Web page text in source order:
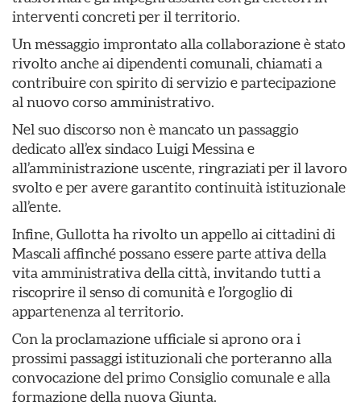
interventi concreti per il territorio.
Un messaggio improntato alla collaborazione è stato
rivolto anche ai dipendenti comunali, chiamati a
contribuire con spirito di servizio e partecipazione
al nuovo corso amministrativo.
Nel suo discorso non è mancato un passaggio
dedicato all’ex sindaco Luigi Messina e
all’amministrazione uscente, ringraziati per il lavoro
svolto e per avere garantito continuità istituzionale
all’ente.
Infine, Gullotta ha rivolto un appello ai cittadini di
Mascali affinché possano essere parte attiva della
vita amministrativa della città, invitando tutti a
riscoprire il senso di comunità e l’orgoglio di
appartenenza al territorio.
Con la proclamazione ufficiale si aprono ora i
prossimi passaggi istituzionali che porteranno alla
convocazione del primo Consiglio comunale e alla
formazione della nuova Giunta.